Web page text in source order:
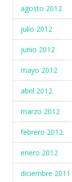
agosto 2012
julio 2012
junio 2012
mayo 2012
abril 2012
marzo 2012
febrero 2012
enero 2012
diciembre 2011